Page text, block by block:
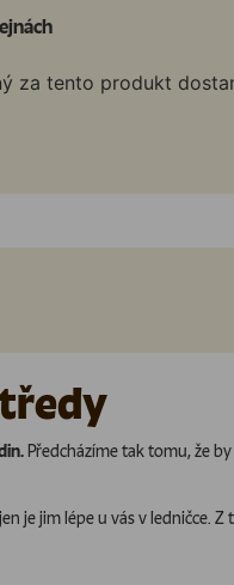
za tento produkt
Předcházíme tak tomu, že
je jim lépe u vás v ledničce. Z